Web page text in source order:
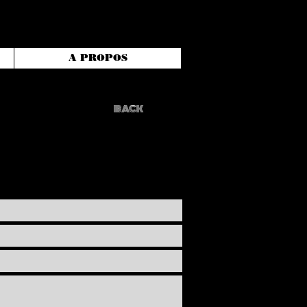
A PROPOS
BACK